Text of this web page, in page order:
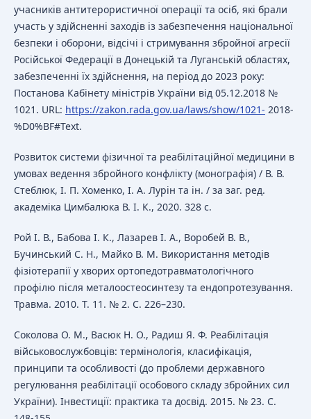
учасників антитерористичної операції та осіб, які брали
участь у здійсненні заходів із забезпечення національної
безпеки і оборони, відсічі і стримування збройної агресії
Російської Федерації в Донецькій та Луганській областях,
забезпеченні їх здійснення, на період до 2023 року:
Постанова Кабінету міністрів України від 05.12.2018 №
1021. URL: https://zakon.rada.gov.ua/laws/show/1021- 2018-
%D0%BF#Text.
Розвиток системи фізичної та реабілітаційної медицини в
умовах ведення збройного конфлікту (монографія) / В. В.
Стеблюк, І. П. Хоменко, І. А. Лурін та ін. / за заг. ред.
академіка Цимбалюка В. І. К., 2020. 328 с.
Рой І. В., Бабова І. К., Лазарев І. А., Воробей В. В.,
Бучинський С. Н., Майко В. М. Використання методів
фізіотерапії у хворих ортопедотравматологічного
профілю після металоостеосинтезу та ендопротезування.
Травма. 2010. Т. 11. № 2. С. 226–230.
Соколова О. М., Васюк Н. О., Радиш Я. Ф. Реабілітація
військовослужбовців: термінологія, класифікація,
принципи та особливості (до проблеми державного
регулювання реабілітації особового складу збройних сил
України). Інвестиції: практика та досвід. 2015. № 23. С.